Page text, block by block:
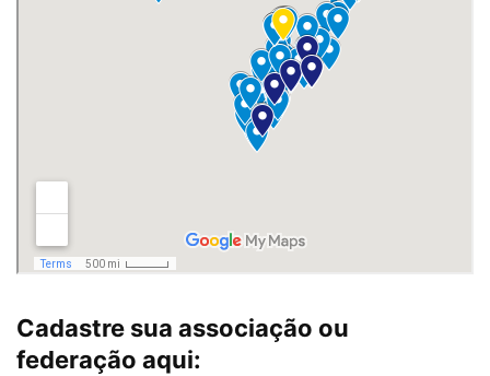
Cadastre sua associação ou
federação aqui: